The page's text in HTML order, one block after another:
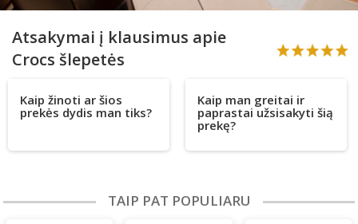
Atsakymai į klausimus apie
Crocs šlepetės
Kaip žinoti ar šios
prekės dydis man tiks?
Kaip man greitai ir
paprastai užsisakyti šią
prekę?
TAIP PAT POPULIARU